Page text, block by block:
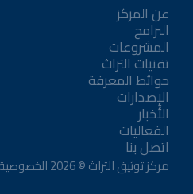
عن المركز
البرامج
المشروعات
تقنيات التراث
حوائط المعرفة
الإصدارات
الأخبار
الفعاليات
اتصل بنا
مركز توثيق التراث ©2026الخصوصية